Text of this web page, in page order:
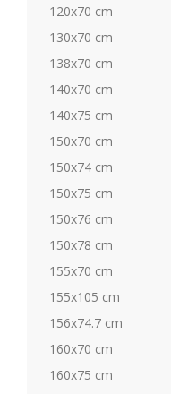
120x70 cm
130x70 cm
138x70 cm
140x70 cm
140x75 cm
150x70 cm
150x74 cm
150x75 cm
150x76 cm
150x78 cm
155x70 cm
155x105 cm
156x74.7 cm
160x70 cm
160x75 cm